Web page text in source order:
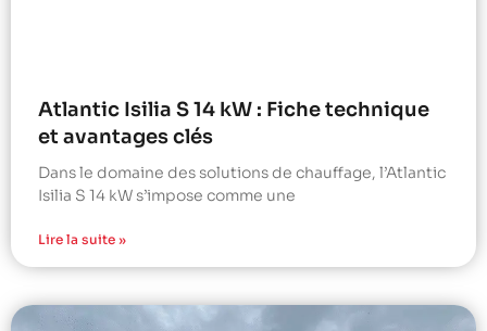
Atlantic Isilia S 14 kW : Fiche technique
et avantages clés
Dans le domaine des solutions de chauffage, l’Atlantic
Isilia S 14 kW s’impose comme une
Lire la suite »